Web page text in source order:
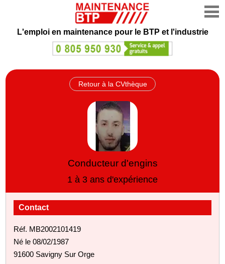
L'emploi en maintenance pour le BTP et l'industrie
Retour à la CVthèque
Conducteur d'engins
1 à 3 ans d'expérience
Contact
Réf. MB2002101419
Né le 08/02/1987
91600 Savigny Sur Orge